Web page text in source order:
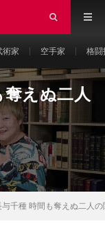
術家 空手家 格闘
えぬ二人
千種 時間も奪えぬ二人